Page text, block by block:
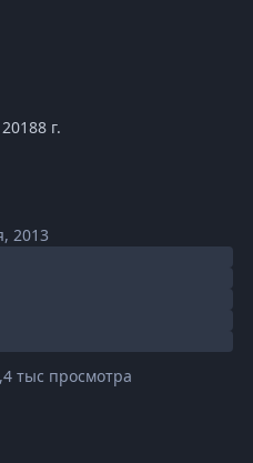
8 г.
2013
тыс просмотра